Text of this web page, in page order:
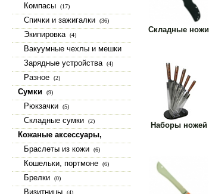
Компасы (17)
Спички и зажигалки (36)
Экипировка (4)
Вакуумные чехлы и мешки
Зарядные устройства (4)
Разное (2)
Сумки (9)
Рюкзачки (5)
Складные сумки (2)
Кожаные аксессуары,
изделия из натуральной кожи
(23)
Браслеты из кожи (6)
Кошельки, портмоне (6)
Брелки (0)
Визитницы (4)
Складные ножи
Наборы ножей